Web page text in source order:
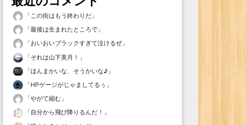
「この街はもう終わりだ 」
「最後は生まれたところで 」
「おいおいブラックすぎて泣けるぜ」
「それは山下美月！ 」
「ほんまかいな、そうかいな♪ 」
「HPゲージがじゃましてるぅ 」
「やがて縮む 」
「自分から飛び降りるんだ！ 」